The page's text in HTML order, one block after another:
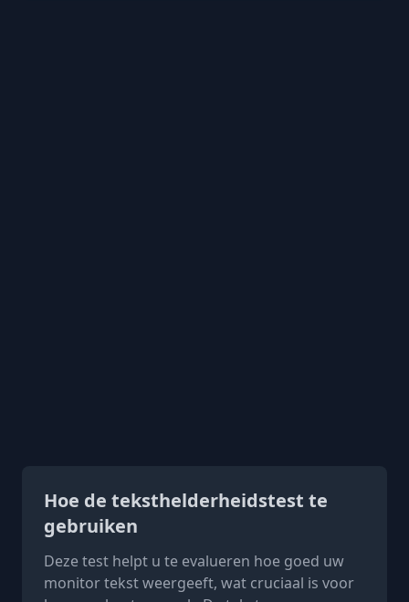
Hoe de teksthelderheidstest te
gebruiken
Deze test helpt u te evalueren hoe goed uw
monitor tekst weergeeft, wat cruciaal is voor